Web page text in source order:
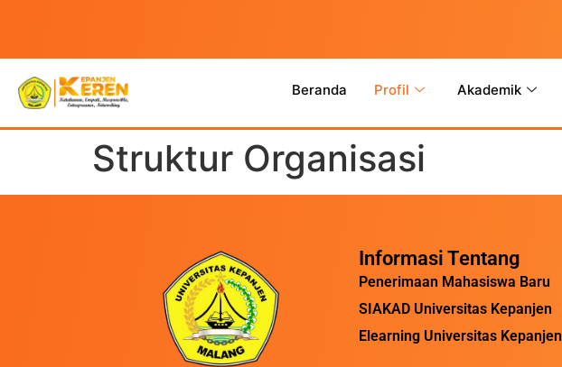
Beranda Profil Akademik
Struktur Organisasi
Informasi Tentang
Penerimaan Mahasiswa Baru
SIAKAD Universitas Kepanjen
Elearning Universitas Kepanjen